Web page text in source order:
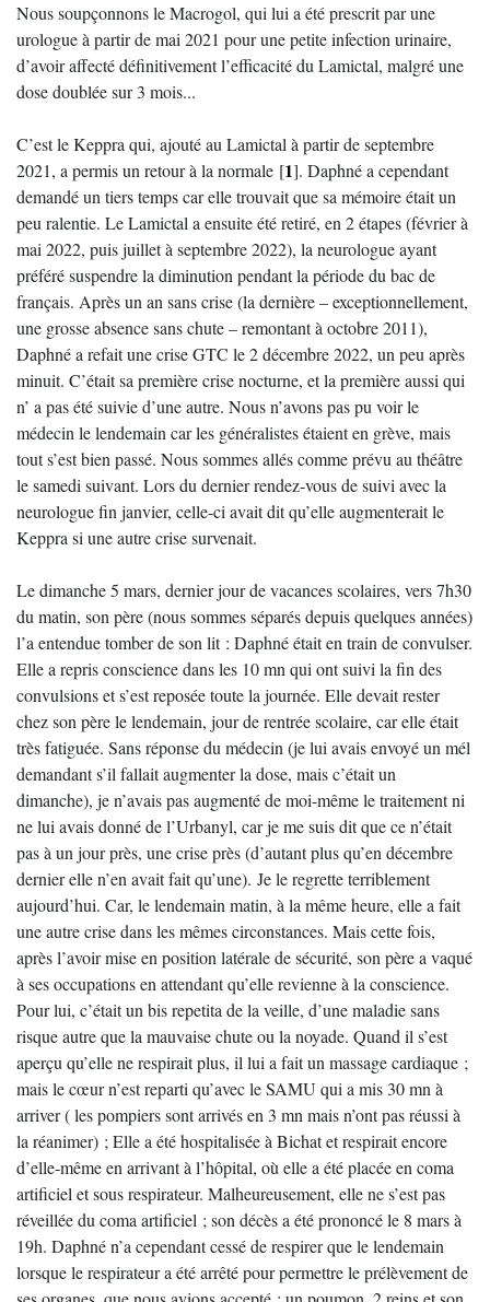
Nous soupçonnons le Macrogol, qui lui a été prescrit par une
urologue à partir de mai 2021 pour une petite infection urinaire,
d’avoir affecté définitivement l’efficacité du Lamictal, malgré une
dose doublée sur 3 mois...
C’est le Keppra qui, ajouté au Lamictal à partir de septembre
2021, a permis un retour à la normale [1]. Daphné a cependant
demandé un tiers temps car elle trouvait que sa mémoire était un
peu ralentie. Le Lamictal a ensuite été retiré, en 2 étapes (février à
mai 2022, puis juillet à septembre 2022), la neurologue ayant
préféré suspendre la diminution pendant la période du bac de
français. Après un an sans crise (la dernière – exceptionnellement,
une grosse absence sans chute – remontant à octobre 2011),
Daphné a refait une crise GTC le 2 décembre 2022, un peu après
minuit. C’était sa première crise nocturne, et la première aussi qui
n’ a pas été suivie d’une autre. Nous n’avons pas pu voir le
médecin le lendemain car les généralistes étaient en grève, mais
tout s’est bien passé. Nous sommes allés comme prévu au théâtre
le samedi suivant. Lors du dernier rendez-vous de suivi avec la
neurologue fin janvier, celle-ci avait dit qu’elle augmenterait le
Keppra si une autre crise survenait.
Le dimanche 5 mars, dernier jour de vacances scolaires, vers 7h30
du matin, son père (nous sommes séparés depuis quelques années)
l’a entendue tomber de son lit : Daphné était en train de convulser.
Elle a repris conscience dans les 10 mn qui ont suivi la fin des
convulsions et s’est reposée toute la journée. Elle devait rester
chez son père le lendemain, jour de rentrée scolaire, car elle était
très fatiguée. Sans réponse du médecin (je lui avais envoyé un mél
demandant s’il fallait augmenter la dose, mais c’était un
dimanche), je n’avais pas augmenté de moi-même le traitement ni
ne lui avais donné de l’Urbanyl, car je me suis dit que ce n’était
pas à un jour près, une crise près (d’autant plus qu’en décembre
dernier elle n’en avait fait qu’une). Je le regrette terriblement
aujourd’hui. Car, le lendemain matin, à la même heure, elle a fait
une autre crise dans les mêmes circonstances. Mais cette fois,
après l’avoir mise en position latérale de sécurité, son père a vaqué
à ses occupations en attendant qu’elle revienne à la conscience.
Pour lui, c’était un bis repetita de la veille, d’une maladie sans
risque autre que la mauvaise chute ou la noyade. Quand il s’est
aperçu qu’elle ne respirait plus, il lui a fait un massage cardiaque ;
mais le cœur n’est reparti qu’avec le SAMU qui a mis 30 mn à
arriver ( les pompiers sont arrivés en 3 mn mais n’ont pas réussi à
la réanimer) ; Elle a été hospitalisée à Bichat et respirait encore
d’elle-même en arrivant à l’hôpital, où elle a été placée en coma
artificiel et sous respirateur. Malheureusement, elle ne s’est pas
réveillée du coma artificiel ; son décès a été prononcé le 8 mars à
19h. Daphné n’a cependant cessé de respirer que le lendemain
lorsque le respirateur a été arrêté pour permettre le prélèvement de